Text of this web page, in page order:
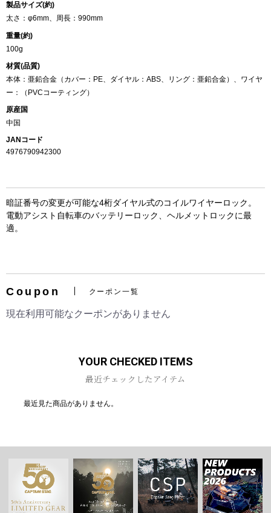
お買い物を続ける
製品サイズ(約)
太さ：φ6mm、周長：990mm
重量(約)
100g
材質(品質)
本体：亜鉛合金（カバー：PE、ダイヤル：ABS、リング：亜鉛合金）、ワイヤ
ー：（PVCコーティング）
原産国
中国
JANコード
4976790942300
暗証番号の変更が可能な4桁ダイヤル式のコイルワイヤーロック。
電動アシスト自転車のバッテリーロック、ヘルメットロックに最
適。
Coupon クーポン一覧
現在利用可能なクーポンがありません
YOUR CHECKED ITEMS
最近チェックしたアイテム
最近見た商品がありません。